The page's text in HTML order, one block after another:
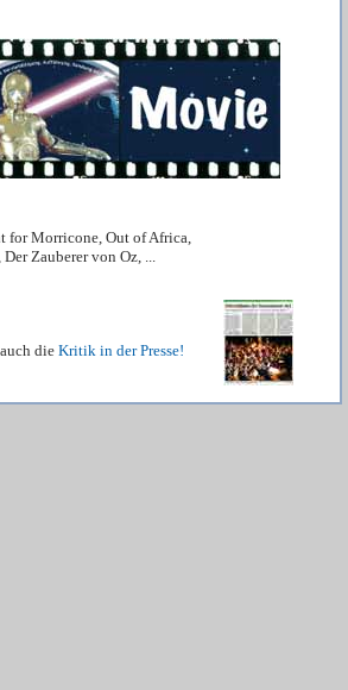
for Morricone, Out of Africa,
Zauberer von Oz, ...
die Kritik in der Presse!